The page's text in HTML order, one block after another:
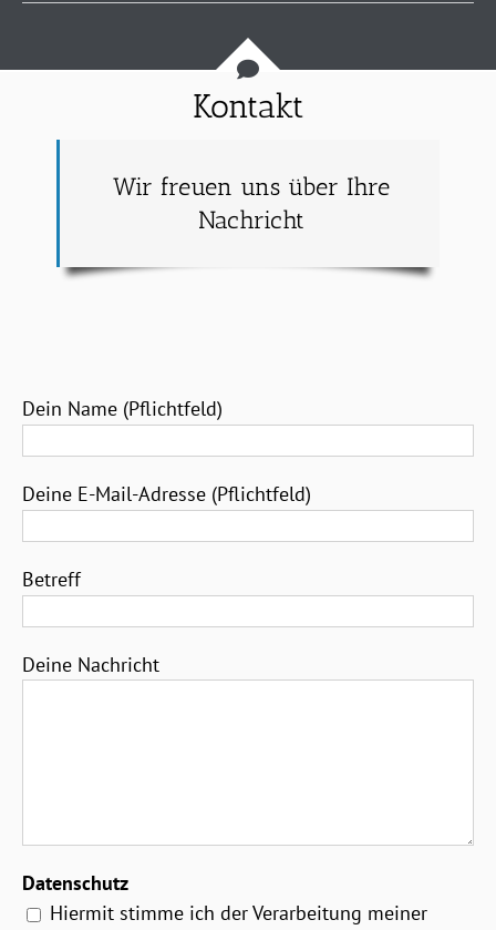
Kontakt
Wir freuen uns über Ihre
Nachricht
Dein Name (Pflichtfeld)
Deine E-Mail-Adresse (Pflichtfeld)
Betreff
Deine Nachricht
Datenschutz
Hiermit stimme ich der Verarbeitung meiner